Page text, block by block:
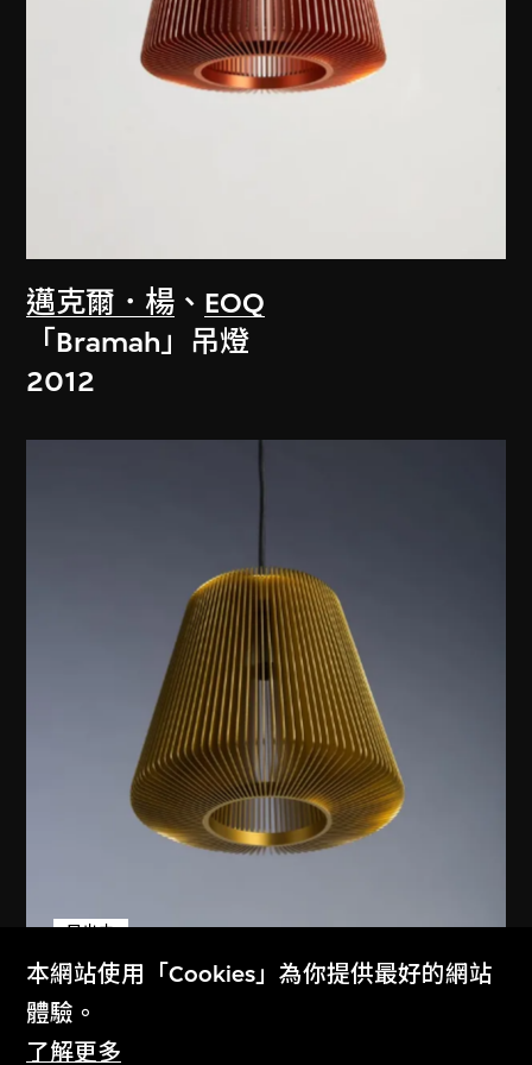
邁克爾．楊 、 EOQ
「Bramah」吊燈
2012
邁克爾．楊
展出中
「Bramah」吊燈
本網站使用「Cookies」為你提供最好的網站
體驗。
了解更多